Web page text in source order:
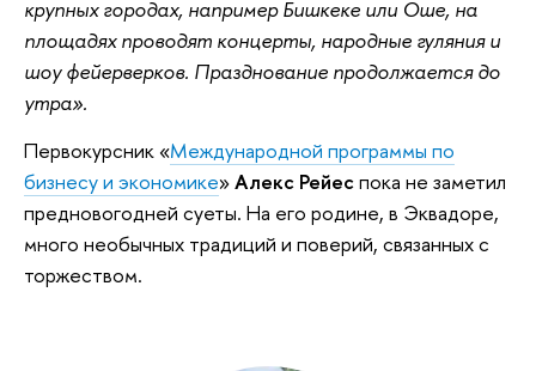
крупных городах, например Бишкеке или Оше, на
площадях проводят концерты, народные гуляния и
шоу фейерверков. Празднование продолжается до
утра».
Первокурсник «Международной программы по
бизнесу и экономике»Алекс Рейеспока не заметил
предновогодней суеты. На его родине, в Эквадоре,
много необычных традиций и поверий, связанных с
торжеством.